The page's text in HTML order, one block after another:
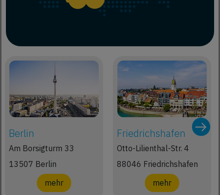
Berlin
Am Borsigturm 33
13507 Berlin
mehr
Friedrichshafen
Otto-Lilienthal-Str. 4
88046 Friedrichshafen
mehr